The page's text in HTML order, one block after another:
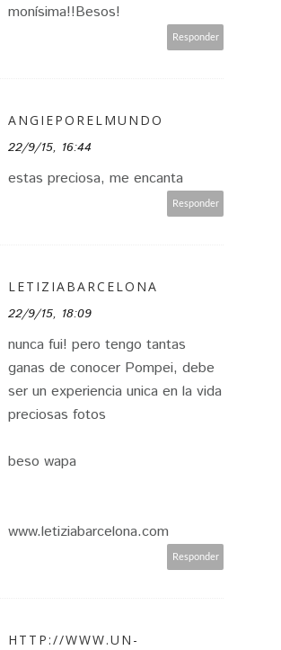
monísima!!Besos!
Responder
ANGIEPORELMUNDO
22/9/15, 16:44
estas preciosa, me encanta
Responder
LETIZIABARCELONA
22/9/15, 18:09
nunca fui! pero tengo tantas
ganas de conocer Pompei, debe
ser un experiencia unica en la vida
preciosas fotos
beso wapa
www.letiziabarcelona.com
Responder
HTTP://WWW.UN-